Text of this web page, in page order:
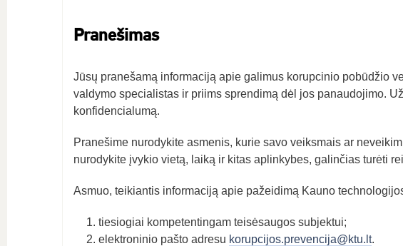
Pranešimas
Jūsų pranešamą informaciją apie galimus korupcinio pobūdžio
valdymo specialistas ir priims sprendimą dėl jos panaudojimo.
konfidencialumą.
Pranešime nurodykite asmenis, kurie savo veiksmais ar
nurodykite įvykio vietą, laiką ir kitas aplinkybes, galinčias turėti
Asmuo, teikiantis informaciją apie pažeidimą Kauno
tiesiogiai kompetentingam teisėsaugos subjektui;
elektroninio pašto adresu korupcijos.prevencija@ktu.lt.